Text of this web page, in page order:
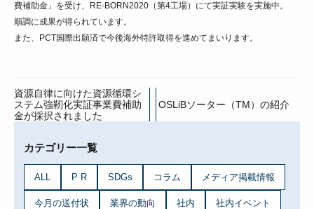
費補助金」を受け、RE-BORN2020（第4工場）にて実証実験を実施中。
順調に成果が得られています。
また、PCT国際出願済で今後海外特許取得を進めてまいります。
資源自律に向けた資源循環シ
ステム強靭化実証事業費補助
金が採択されました
OSLiBソーター（TM）の紹介
カテゴリー一覧
ALL P R SDGs コラム メディア掲載情報
今月の送付状 業界の動向 社内 社内イベント